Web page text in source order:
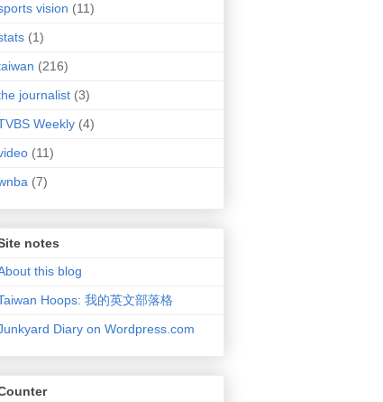
vision (11)
(1)
(216)
journalist (3)
Weekly (4)
(11)
(7)
notes
this blog
Hoops: 我的英文部落格
Diary on Wordpress.com